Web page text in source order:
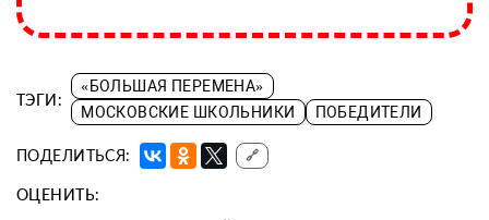
ТЭГИ:
«БОЛЬШАЯ ПЕРЕМЕНА»
МОСКОВСКИЕ ШКОЛЬНИКИ
ПОБЕДИТЕЛИ
ПОДЕЛИТЬСЯ: 🔗
ОЦЕНИТЬ: